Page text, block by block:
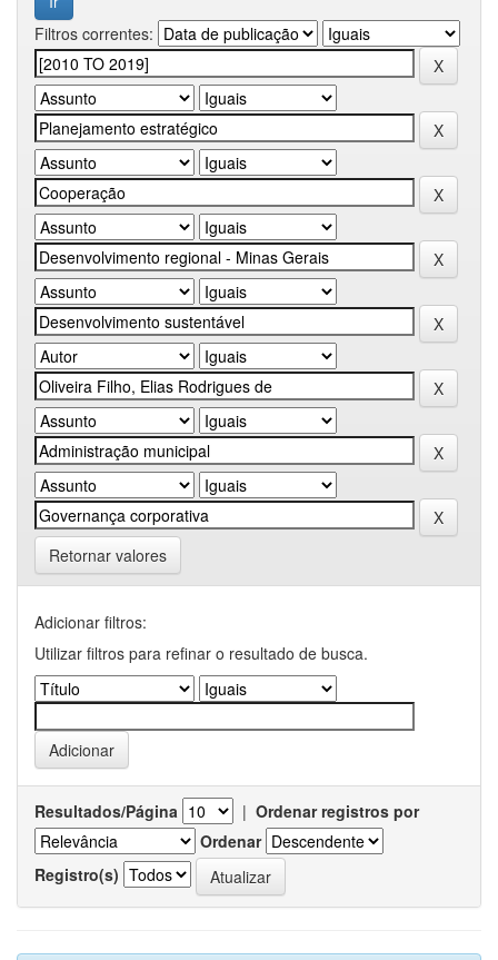
Filtros correntes:
Retornar valores
Adicionar filtros:
Utilizar filtros para refinar o resultado de busca.
Resultados/Página | Ordenar registros por
Ordenar
Registro(s)